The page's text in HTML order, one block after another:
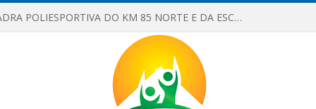
OBRAS DA QUADRA POLIESPORTIVA DO KM 85 NORTE E DA ESCOLA GASPAR VIANA AVANÇAM